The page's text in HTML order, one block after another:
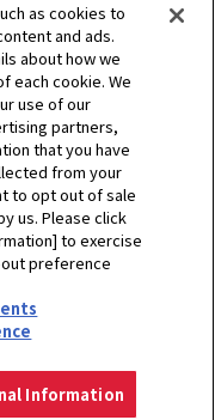
追蹤我們
技 公司簡介
LTD. 版權所有
as cookies to
and ads.
about how we
each cookie. We
use of our
partners,
that you have
from your
to opt out of sale
us. Please click
to exercise
preference
Information